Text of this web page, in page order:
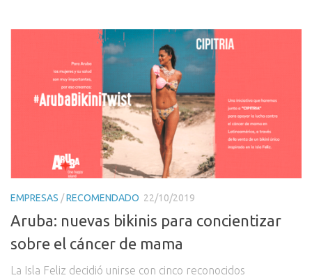
EMPRESAS /RECOMENDADO 22/10/2019
Aruba: nuevas bikinis para concientizar
sobre el cáncer de mama
La Isla Feliz decidió unirse con cinco reconocidos